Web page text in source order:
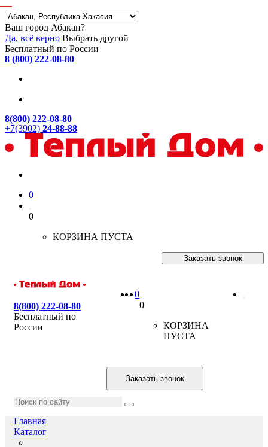
Ваш город Абакан?
Да, всё верно Выбрать другой
Бесплатный по России
8 (800) 222-08-80
8(800) 222-08-80
+7(3902) 24-88-88
0
0
КОРЗИНА ПУСТА
Заказать звонок
8(800) 222-08-80
Бесплатный по
России
0
0
КОРЗИНА
ПУСТА
Заказать звонок
Главная
Каталог